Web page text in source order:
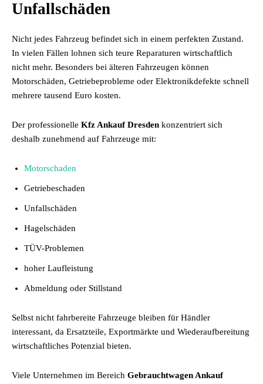
Unfallschäden
Nicht jedes Fahrzeug befindet sich in einem perfekten Zustand.
In vielen Fällen lohnen sich teure Reparaturen wirtschaftlich
nicht mehr. Besonders bei älteren Fahrzeugen können
Motorschäden, Getriebeprobleme oder Elektronikdefekte schnell
mehrere tausend Euro kosten.
Der professionelle Kfz Ankauf Dresden konzentriert sich
deshalb zunehmend auf Fahrzeuge mit:
Motorschaden
Getriebeschaden
Unfallschäden
Hagelschäden
TÜV-Problemen
hoher Laufleistung
Abmeldung oder Stillstand
Selbst nicht fahrbereite Fahrzeuge bleiben für Händler
interessant, da Ersatzteile, Exportmärkte und Wiederaufbereitung
wirtschaftliches Potenzial bieten.
Viele Unternehmen im Bereich Gebrauchtwagen Ankauf